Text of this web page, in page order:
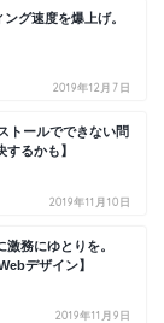
グ速度を爆上げ。
2019年12月7日
トールでできない問
るかも】
2019年11月10日
務にゆとりを。
デザイン】
2019年11月9日